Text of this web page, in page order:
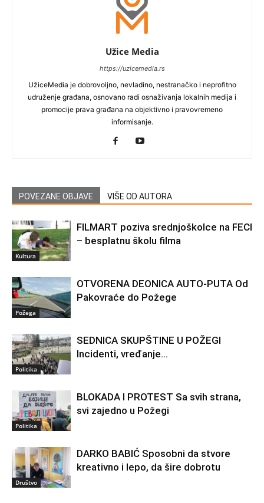
Užice Media
https://uzicemedia.rs
UžiceMedia je dobrovoljno, nevladino, nestranačko i neprofitno
udruženje građana, osnovano radi osnaživanja lokalnih medija i
promocije prava građana na objektivno i pravovremeno
informisanje.
POVEZANE OBJAVE VIŠE OD AUTORA
Kultura
FILMART poziva srednjoškolce na FECI
– besplatnu školu filma
Požega
OTVORENA DEONICA AUTO-PUTA Od
Pakovraće do Požege
Politika
SEDNICA SKUPŠTINE U POŽEGI
Incidenti, vređanje…
Politika
BLOKADA I PROTEST Sa svih strana,
svi zajedno u Požegi
Društvo
DARKO BABIĆ Sposobni da stvore
kreativno i lepo, da šire dobrotu